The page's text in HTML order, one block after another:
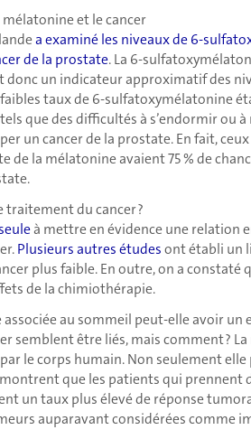
et le cancer
a examiné les niveaux de 6-
de la prostate. La 6-
donc un indicateur approximatif des
taux de 6-sulfatoxymélatonine
que des difficultés à s’endormir ou
un cancer de la prostate. En fait,
de la mélatonine avaient 75 % de
traitement du cancer ?
à mettre en évidence une relation
Plusieurs autres études ont établi un
plus faible. En outre, on a
de la chimiothérapie.
au sommeil peut-elle avoir un
semblent être liés, mais comment ?
le corps humain. Non seulement
que les patients qui
un taux plus élevé de réponse
auparavant considérées comme